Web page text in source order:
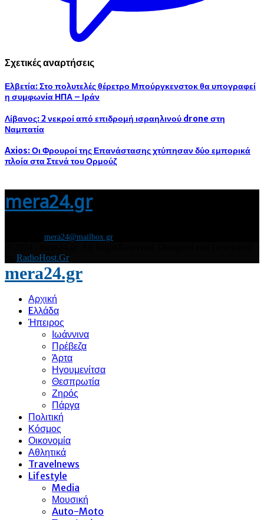
Σχετικές αναρτήσεις
Ελβετία: Στο πολυτελές θέρετρο Μπούργκενστοκ θα υπογραφεί
η συμφωνία ΗΠΑ – Ιράν
Λίβανος: 2 νεκροί από επιδρομή ισραηλινού drone στη
Ναμπατία
Axios: Οι Φρουροί της Επανάστασης χτύπησαν δύο εμπορικά
πλοία στα Στενά του Ορμούζ
mera24.gr
mera24@mailbox.gr
RadioHost.Gr
mera24.gr
Αρχική
Eλλάδα
Ήπειρος
Ιωάννινα
Πρέβεζα
Άρτα
Ηγουμενίτσα
Θεσπρωτία
Ζηρός
Πάργα
Πολιτική
Κόσμος
Οικονομία
Αθλητικά
Travelnews
Lifestyle
Media
Μουσική
Auto-Moto